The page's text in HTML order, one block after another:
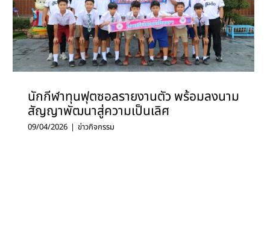
นักกีฬาทุนฟุตซอลรายงานตัว พร้อมลงนาม
สัญญาพัฒนาสู่ความเป็นเลิศ
09/04/2026 | ข่าวกิจกรรม